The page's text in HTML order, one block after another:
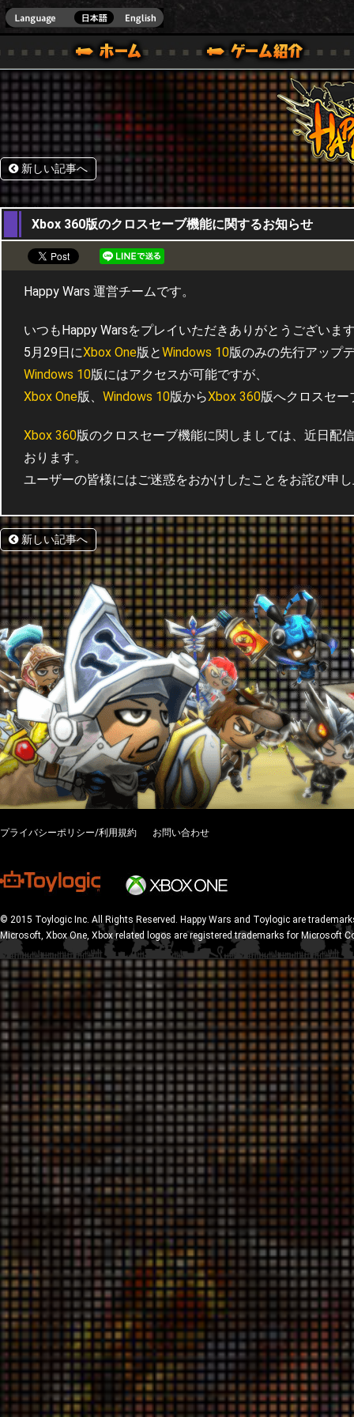
ONE VER.]
ガイド
ル｜HAPPY WARS(ハッピーウォーズ)公式サイト [ XBOX 360,XBOX ONE VER.]
サポート | HAPPY WARS(ハッピーウォーズ)公式サイ
新しい記事へ
31,05,2017
Xbox 360版のクロスセーブ機能に関するお知らせ
Happy Wars 運営チームです。
いつもHappy Warsをプレイいただきありがとうございま
5月29日にXbox One版とWindows 10版のみの先行アップ
Windows 10版にはアクセスが可能ですが、
Xbox One版、 Windows 10版からXbox 360版へクロスセ
Xbox 360版のクロスセーブ機能に関しましては、近日配
おります。
ユーザーの皆様にはご迷惑をおかけしたことをお詫び申
新しい記事へ
プライバシーポリシー/利用規約 お問い合わせ
© 2015 Toylogic Inc. All Rights Reserved. Happy Wars and Toylogic are
Microsoft, Xbox One, Xbox related logos are registered trademarks for Microsoft